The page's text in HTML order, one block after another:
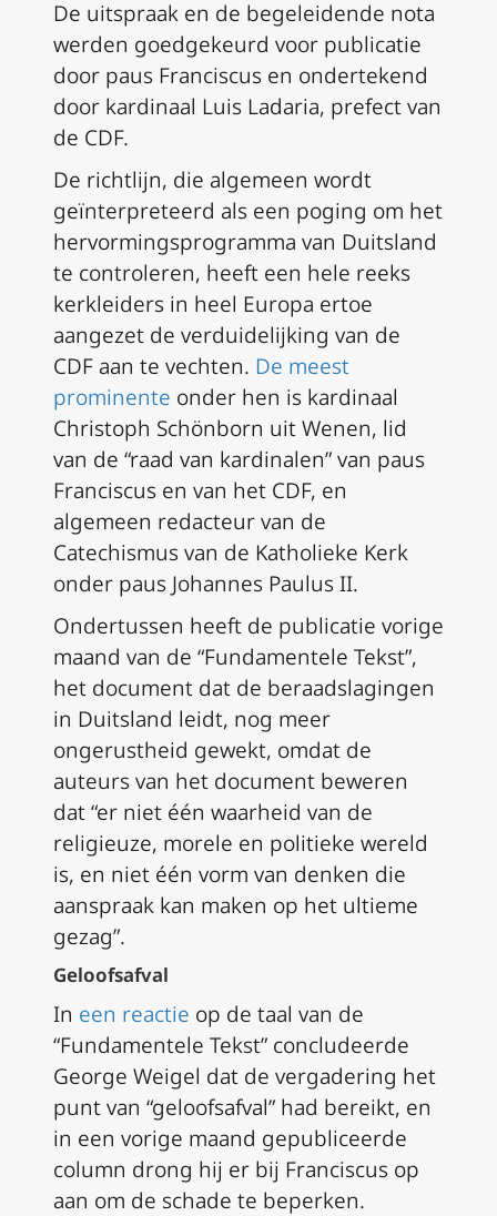
De uitspraak en de begeleidende nota
werden goedgekeurd voor publicatie
door paus Franciscus en ondertekend
door kardinaal Luis Ladaria, prefect van
de CDF.
De richtlijn, die algemeen wordt
geïnterpreteerd als een poging om het
hervormingsprogramma van Duitsland
te controleren, heeft een hele reeks
kerkleiders in heel Europa ertoe
aangezet de verduidelijking van de
CDF aan te vechten. De meest
prominente onder hen is kardinaal
Christoph Schönborn uit Wenen, lid
van de “raad van kardinalen” van paus
Franciscus en van het CDF, en
algemeen redacteur van de
Catechismus van de Katholieke Kerk
onder paus Johannes Paulus II.
Ondertussen heeft de publicatie vorige
maand van de “Fundamentele Tekst”,
het document dat de beraadslagingen
in Duitsland leidt, nog meer
ongerustheid gewekt, omdat de
auteurs van het document beweren
dat “er niet één waarheid van de
religieuze, morele en politieke wereld
is, en niet één vorm van denken die
aanspraak kan maken op het ultieme
gezag”.
Geloofsafval
In een reactie op de taal van de
“Fundamentele Tekst” concludeerde
George Weigel dat de vergadering het
punt van “geloofsafval” had bereikt, en
in een vorige maand gepubliceerde
column drong hij er bij Franciscus op
aan om de schade te beperken.